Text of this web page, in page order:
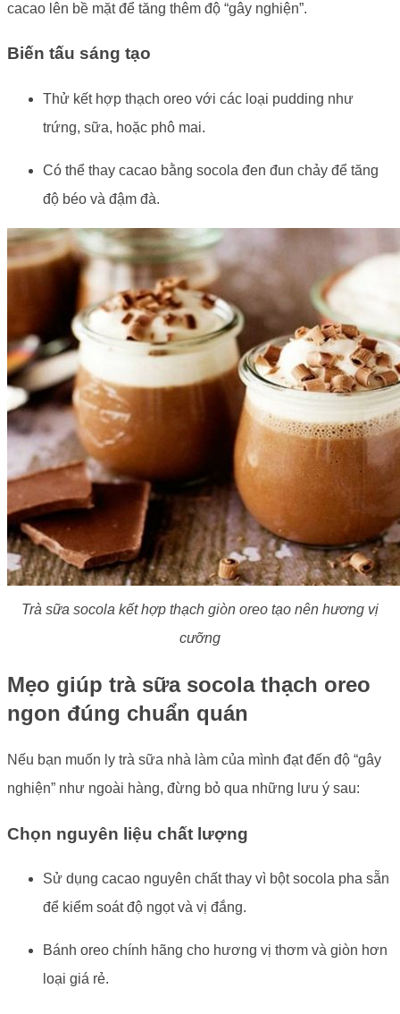
cacao lên bề mặt để tăng thêm độ “gây nghiện”.
Biến tấu sáng tạo
Thử kết hợp thạch oreo với các loại pudding như
trứng, sữa, hoặc phô mai.
Có thể thay cacao bằng socola đen đun chảy để tăng
độ béo và đậm đà.
Trà sữa socola kết hợp thạch giòn oreo tạo nên hương vị
cưỡng
Mẹo giúp trà sữa socola thạch oreo
ngon đúng chuẩn quán
Nếu bạn muốn ly trà sữa nhà làm của mình đạt đến độ “gây
nghiện” như ngoài hàng, đừng bỏ qua những lưu ý sau:
Chọn nguyên liệu chất lượng
Sử dụng cacao nguyên chất thay vì bột socola pha sẵn
để kiểm soát độ ngọt và vị đắng.
Bánh oreo chính hãng cho hương vị thơm và giòn hơn
loại giá rẻ.